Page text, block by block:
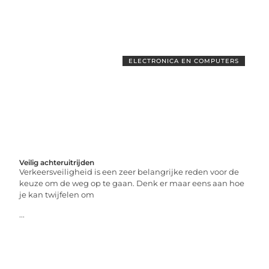
ELECTRONICA EN COMPUTERS
Veilig achteruitrijden
Verkeersveiligheid is een zeer belangrijke reden voor de
keuze om de weg op te gaan. Denk er maar eens aan hoe
je kan twijfelen om
...